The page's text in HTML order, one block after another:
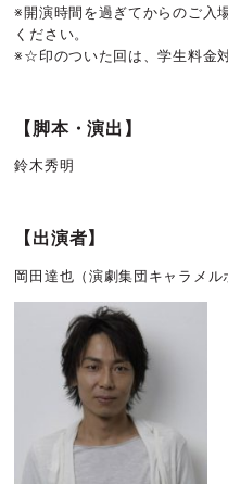
※開演時間を過ぎてからのご入
ください。
※☆印のついた回は、学生料金対
【脚本・演出】
鈴木秀明
【出演者】
岡田達也 （演劇集団キャラメル